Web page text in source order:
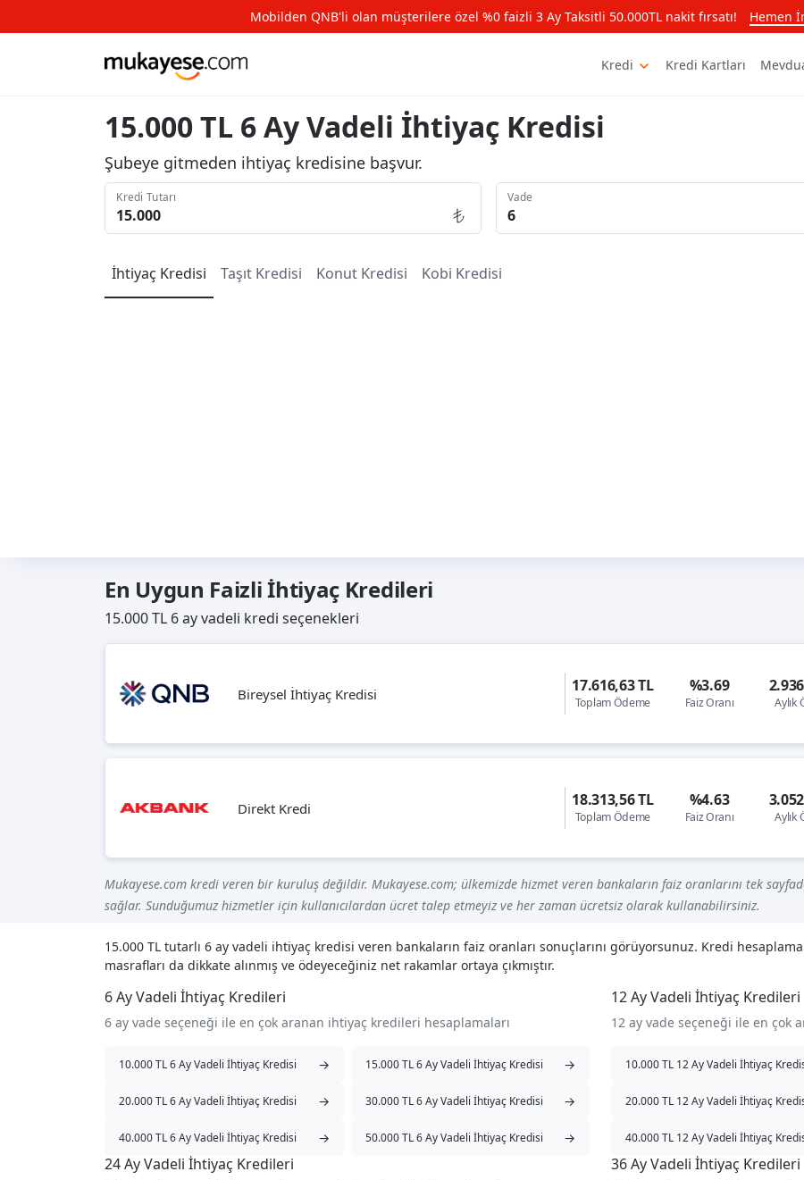
Mobilden QNB'li olan müşterilere özel %0 faizli 3 Ay Taksitli 50.000TL nakit fırsatı! Hemen
Kredi Kredi Kartları
15.000 TL 6 Ay Vadeli İhtiyaç Kredisi
Şubeye gitmeden ihtiyaç kredisine başvur.
Kredi Tutarı Vade
İhtiyaç Kredisi Taşıt Kredisi Konut Kredisi Kobi Kredisi
En Uygun Faizli İhtiyaç Kredileri
15.000 TL 6 ay vadeli kredi seçenekleri
Bireysel İhtiyaç Kredisi 17.616,63 TL
Toplam Ödeme
%3.69
Faiz Oranı Aylık
Direkt Kredi 18.313,56 TL
Toplam Ödeme
%4.63
Faiz Oranı Aylık
Mukayese.com kredi veren bir kuruluş değildir. Mukayese.com; ülkemizde hizmet veren bankaların faiz oranlarını tek
sağlar. Sunduğumuz hizmetler için kullanıcılardan ücret talep etmeyiz ve her zaman ücretsiz olarak kullanabilirsiniz.
15.000 TL tutarlı 6 ay vadeli ihtiyaç kredisi veren bankaların faiz oranları sonuçlarını görüyorsunuz. Kredi
masrafları da dikkate alınmış ve ödeyeceğiniz net rakamlar ortaya çıkmıştır.
6 Ay Vadeli İhtiyaç Kredileri
6 ay vade seçeneği ile en çok aranan ihtiyaç kredileri hesaplamaları
10.000 TL 6 Ay Vadeli İhtiyaç Kredisi → 15.000 TL 6 Ay Vadeli İhtiyaç Kredisi →
20.000 TL 6 Ay Vadeli İhtiyaç Kredisi → 30.000 TL 6 Ay Vadeli İhtiyaç Kredisi →
40.000 TL 6 Ay Vadeli İhtiyaç Kredisi → 50.000 TL 6 Ay Vadeli İhtiyaç Kredisi →
12 Ay Vadeli İhtiyaç Kredileri
12 ay vade seçeneği ile en çok
10.000 TL 12 Ay Vadeli İhtiyaç
20.000 TL 12 Ay Vadeli İhtiyaç
40.000 TL 12 Ay Vadeli İhtiyaç
24 Ay Vadeli İhtiyaç Kredileri 36 Ay Vadeli İhtiyaç Kredileri